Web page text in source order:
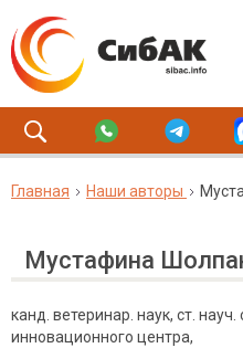
Главная Наши авторы
Мустафина
канд. ветеринар. наук, ст.
инновационного центра,